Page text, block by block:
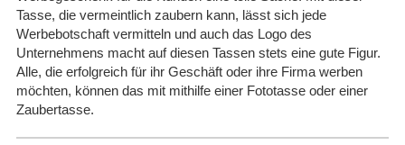
Tasse, die vermeintlich zaubern kann, lässt sich jede
Werbebotschaft vermitteln und auch das Logo des
Unternehmens macht auf diesen Tassen stets eine gute Figur.
Alle, die erfolgreich für ihr Geschäft oder ihre Firma werben
möchten, können das mit mithilfe einer Fototasse oder einer
Zaubertasse.